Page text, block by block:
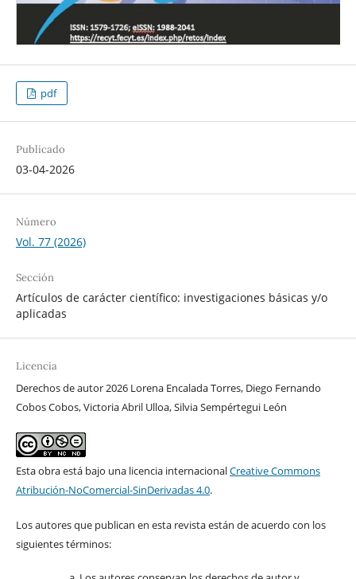
pdf
Publicado
03-04-2026
Número
Vol. 77 (2026)
Sección
Artículos de carácter científico: investigaciones básicas y/o
aplicadas
Licencia
Derechos de autor 2026 Lorena Encalada Torres, Diego Fernando
Cobos Cobos, Victoria Abril Ulloa, Silvia Sempértegui León
Esta obra está bajo una licencia internacionalCreative Commons
Atribución-NoComercial-SinDerivadas 4.0.
Los autores que publican en esta revista están de acuerdo con los
siguientes términos: